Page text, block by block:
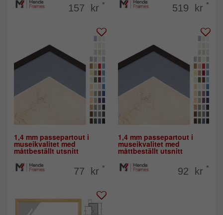
157 kr * 519 kr *
1,4 mm passepartout i
museikvalitet med
måttbeställt utsnitt
77 kr *
1,4 mm passepartout i
museikvalitet med
måttbeställt utsnitt
92 kr *